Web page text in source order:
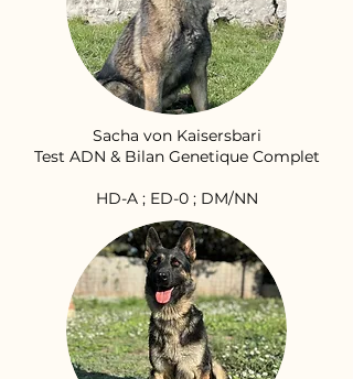
Sacha von Kaisersbari
Test ADN & Bilan Genetique Complet
HD-A ; ED-0 ; DM/NN